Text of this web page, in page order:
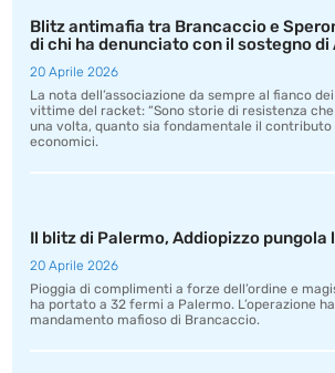
Blitz antimafia tra Brancaccio e
di chi ha denunciato con il sostegno di
20 Aprile 2026
La nota dell’associazione da sempre al fianco
vittime del racket: “Sono storie di resistenza
una volta, quanto sia fondamentale il
economici.
Il blitz di Palermo, Addiopizzo pungola
20 Aprile 2026
Pioggia di complimenti a forze dell’ordine e
ha portato a 32 fermi a Palermo. L’operazione
mandamento mafioso di Brancaccio.